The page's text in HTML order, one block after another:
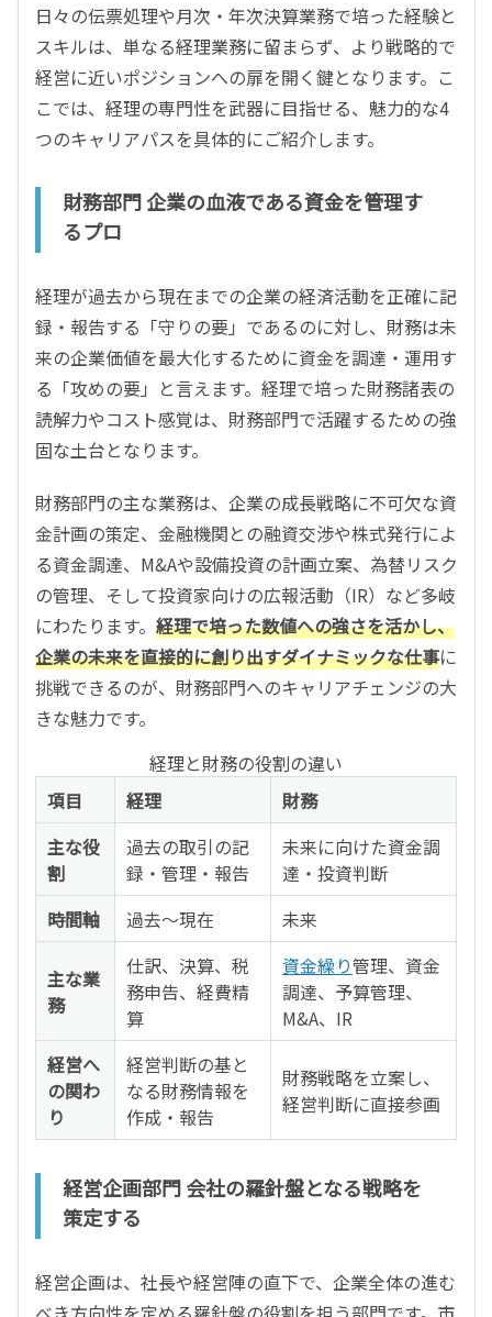
日々の伝票処理や月次・年次決算業務で培った経験と
スキルは、単なる経理業務に留まらず、より戦略的で
経営に近いポジションへの扉を開く鍵となります。こ
こでは、経理の専門性を武器に目指せる、魅力的な4
つのキャリアパスを具体的にご紹介します。
財務部門 企業の血液である資金を管理す
るプロ
経理が過去から現在までの企業の経済活動を正確に記
録・報告する「守りの要」であるのに対し、財務は未
来の企業価値を最大化するために資金を調達・運用す
る「攻めの要」と言えます。経理で培った財務諸表の
読解力やコスト感覚は、財務部門で活躍するための強
固な土台となります。
財務部門の主な業務は、企業の成長戦略に不可欠な資
金計画の策定、金融機関との融資交渉や株式発行によ
る資金調達、M&Aや設備投資の計画立案、為替リスク
の管理、そして投資家向けの広報活動（IR）など多岐
にわたります。 経理で培った数値への強さを活かし、
企業の未来を直接的に創り出すダイナミックな仕事に
挑戦できるのが、財務部門へのキャリアチェンジの大
きな魅力です。
経理と財務の役割の違い
項目
経理
財務
主な役
割
過去の取引の記
録・管理・報告
未来に向けた資金調
達・投資判断
時間軸
過去〜現在 未来
主な業
務
仕訳、決算、税
務申告、経費精
算
資金繰り管理、資金
調達、予算管理、
M&A、IR
経営へ
の関わ
り
経営判断の基と
なる財務情報を
作成・報告
財務戦略を立案し、
経営判断に直接参画
経営企画部門 会社の羅針盤となる戦略を
策定する
経営企画は、社長や経営陣の直下で、企業全体の進む